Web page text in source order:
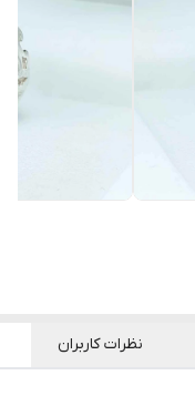
نظرات کاربران